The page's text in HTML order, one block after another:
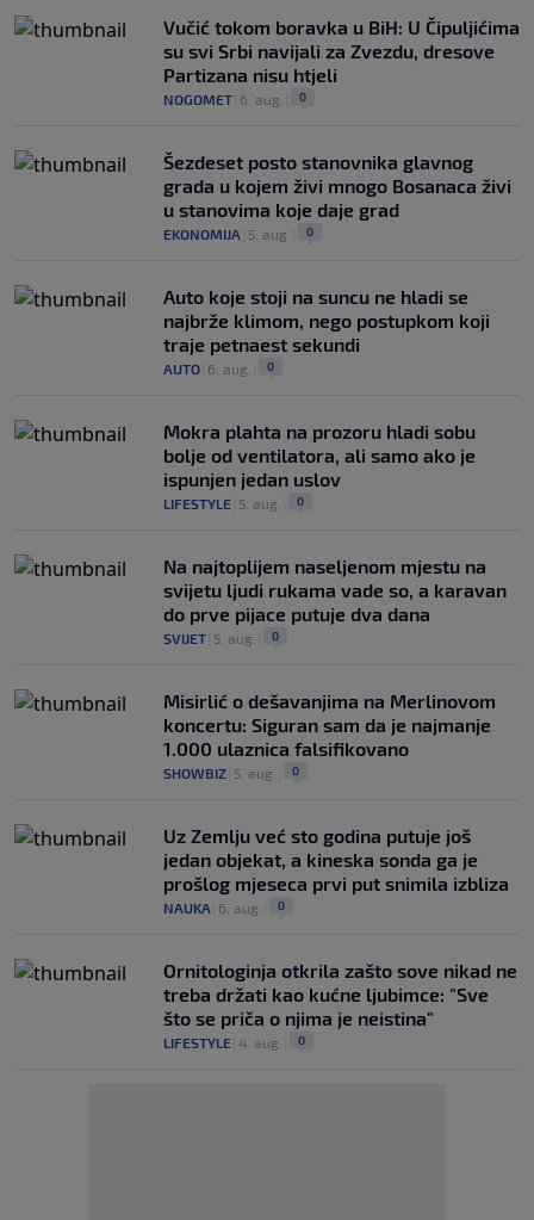
Vučić tokom boravka u BiH: U Čipuljićima
su svi Srbi navijali za Zvezdu, dresove
Partizana nisu htjeli
NOGOMET 6. aug. 0
Šezdeset posto stanovnika glavnog
grada u kojem živi mnogo Bosanaca živi
u stanovima koje daje grad
EKONOMIJA 5. aug. 0
Auto koje stoji na suncu ne hladi se
najbrže klimom, nego postupkom koji
traje petnaest sekundi
AUTO 6. aug. 0
Mokra plahta na prozoru hladi sobu
bolje od ventilatora, ali samo ako je
ispunjen jedan uslov
LIFESTYLE 5. aug. 0
Na najtoplijem naseljenom mjestu na
svijetu ljudi rukama vade so, a karavan
do prve pijace putuje dva dana
SVIJET 5. aug. 0
Misirlić o dešavanjima na Merlinovom
koncertu: Siguran sam da je najmanje
1.000 ulaznica falsifikovano
SHOWBIZ 5. aug. 0
Uz Zemlju već sto godina putuje još
jedan objekat, a kineska sonda ga je
prošlog mjeseca prvi put snimila izbliza
NAUKA 6. aug. 0
Ornitologinja otkrila zašto sove nikad ne
treba držati kao kućne ljubimce: "Sve
što se priča o njima je neistina"
LIFESTYLE 4. aug. 0